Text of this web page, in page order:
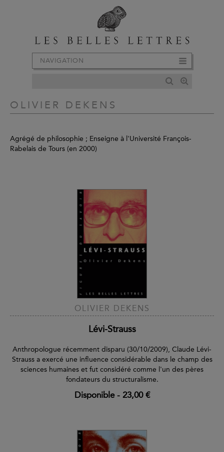
NAVIGATION
OLIVIER DEKENS
Agrégé de philosophie ; Enseigne à l'Université François-
Rabelais de Tours (en 2000)
OLIVIER DEKENS
Lévi-Strauss
Anthropologue récemment disparu (30/10/2009), Claude Lévi-
Strauss a exercé une influence considérable dans le champ des
sciences humaines et fut considéré comme l'un des pères
fondateurs du structuralisme.
Disponible- 23,00 €